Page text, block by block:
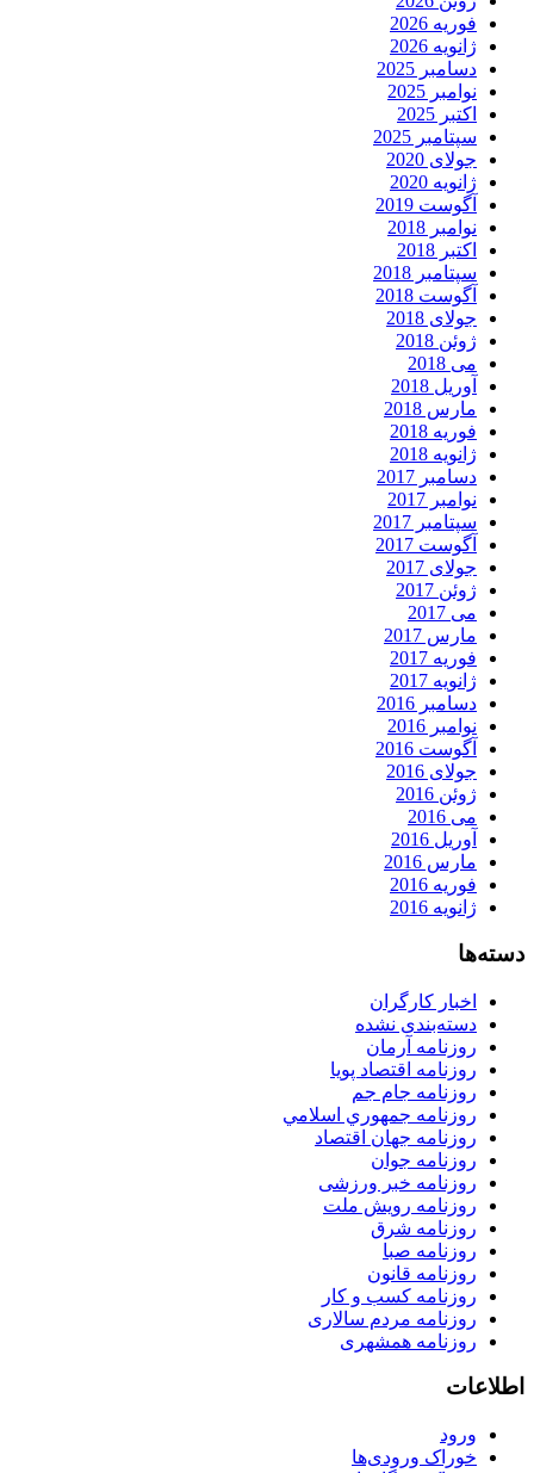
فوریه 2026
ژانویه 2026
دسامبر 2025
نوامبر 2025
اکتبر 2025
سپتامبر 2025
جولای 2020
ژانویه 2020
آگوست 2019
نوامبر 2018
اکتبر 2018
سپتامبر 2018
آگوست 2018
جولای 2018
ژوئن 2018
می 2018
آوریل 2018
مارس 2018
فوریه 2018
ژانویه 2018
دسامبر 2017
نوامبر 2017
سپتامبر 2017
آگوست 2017
جولای 2017
ژوئن 2017
می 2017
مارس 2017
فوریه 2017
ژانویه 2017
دسامبر 2016
نوامبر 2016
آگوست 2016
جولای 2016
ژوئن 2016
می 2016
آوریل 2016
مارس 2016
فوریه 2016
ژانویه 2016
دسته‌ها
اخبار کارگران
دسته‌بندی نشده
روزنامه آرمان
روزنامه اقتصاد پویا
روزنامه جام جم
روزنامه جمهوري اسلامي
روزنامه جهان اقتصاد
روزنامه جوان
روزنامه خبر ورزشى
روزنامه رویش ملت
روزنامه شرق
روزنامه صبا
روزنامه قانون
روزنامه كسب و كار
روزنامه مردم سالاری
روزنامه همشهری
اطلاعات
ورود
خوراک ورودی‌ها